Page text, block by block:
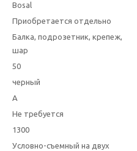
Bosal
Приобретается отдельно
Балка, подрозетник, крепеж,
шар
50
черный
A
Не требуется
1300
Условно-съемный на двух